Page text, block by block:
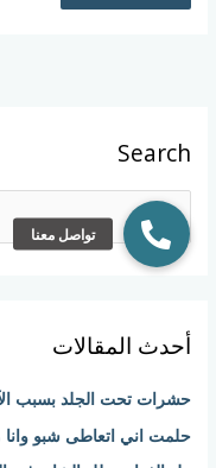
Search
ا
ل
ث
ن
:
أحدث المقالات
حشرات تحت الجلد بسبب
حلمت اني اتعاطى شبو وانا